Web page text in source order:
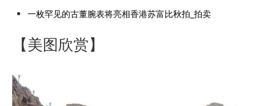
一枚罕见的古董腕表将亮相香港苏富比秋拍_拍卖
【美图欣赏】